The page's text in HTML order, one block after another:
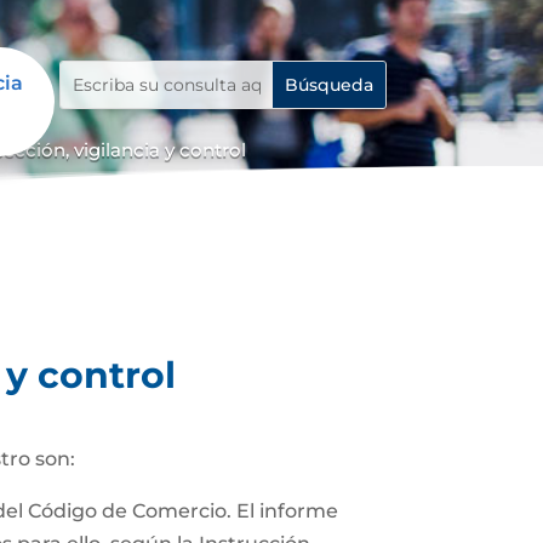
vigilancia y control
control
son:
Código de Comercio. El informe